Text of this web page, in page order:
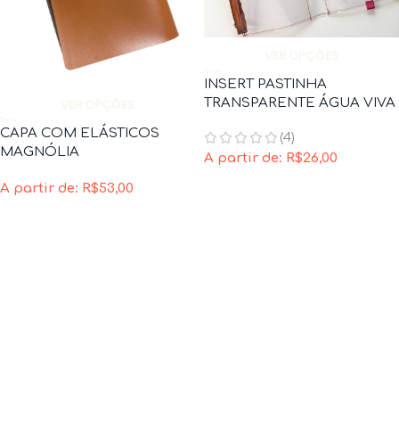
CAPA COM ELÁSTICOS
MAGNÓLIA
A partir de: R$53,00
INSERT PASTINHA
TRANSPARENTE ÁGUA VIVA
(4)
A partir de: R$26,00